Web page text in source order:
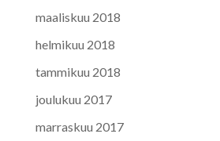
maaliskuu 2018
helmikuu 2018
tammikuu 2018
joulukuu 2017
marraskuu 2017